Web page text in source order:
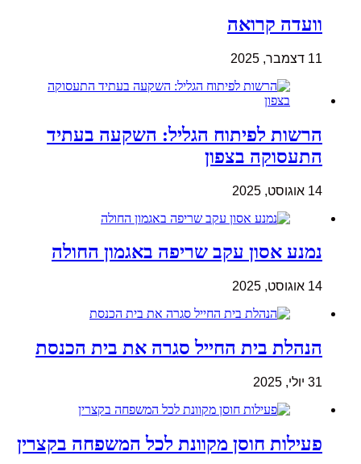
וועדה קרואה
11 דצמבר, 2025
הרשות לפיתוח הגליל: השקעה בעתיד
התעסוקה בצפון
14 אוגוסט, 2025
נמנע אסון עקב שריפה באגמון החולה
14 אוגוסט, 2025
הנהלת בית החייל סגרה את בית הכנסת
31 יולי, 2025
פעילות חוסן מקוונת לכל המשפחה בקצרין